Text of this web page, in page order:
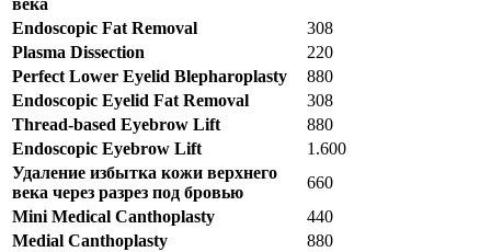
века
Endoscopic Fat Removal
308
Plasma Dissection
220
Perfect Lower Eyelid Blepharoplasty
880
Endoscopic Eyelid Fat Removal
308
Thread-based Eyebrow Lift
880
Endoscopic Eyebrow Lift
1.600
Удаление избытка кожи верхнего
века через разрез под бровью
660
Mini Medical Canthoplasty
440
Medial Canthoplasty
880